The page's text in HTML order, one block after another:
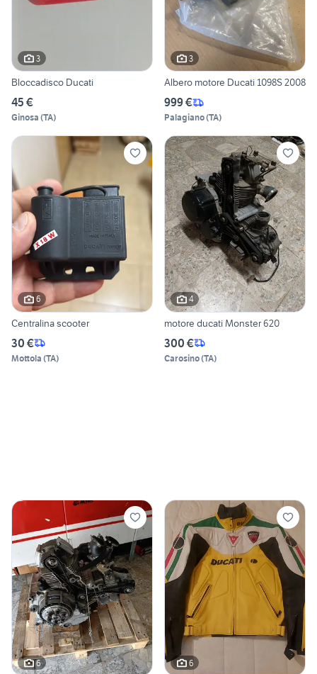
3
Bloccadisco Ducati
45 €
Ginosa (TA)
3
Albero motore Ducati 1098S 2008
999 €
Palagiano(TA)
6
Centralina scooter
30 €
Mottola (TA)
4
motore ducati Monster 620
300 €
Carosino(TA)
6 6